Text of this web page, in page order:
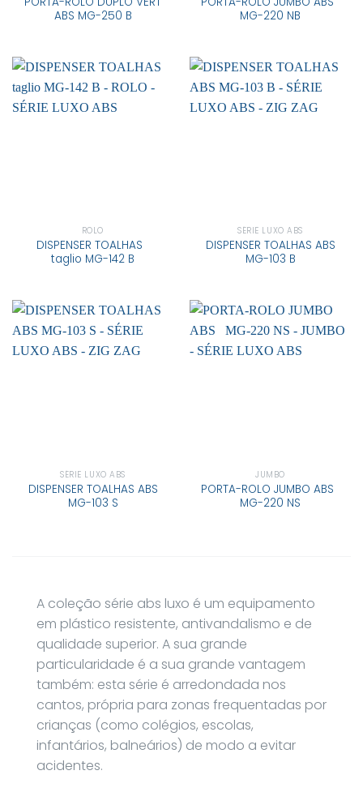
ABS MG-250 B
MG-220 NB
ROLO
DISPENSER TOALHAS
taglio MG-142 B
SÉRIE LUXO ABS
DISPENSER TOALHAS ABS
MG-103 B
SÉRIE LUXO ABS
DISPENSER TOALHAS ABS
MG-103 S
JUMBO
PORTA-ROLO JUMBO ABS
MG-220 NS
A coleção série abs luxo é um equipamento
em plástico resistente, antivandalismo e de
qualidade superior. A sua grande
particularidade é a sua grande vantagem
também: esta série é arredondada nos
cantos, própria para zonas frequentadas por
crianças (como colégios, escolas,
infantários, balneários) de modo a evitar
acidentes.